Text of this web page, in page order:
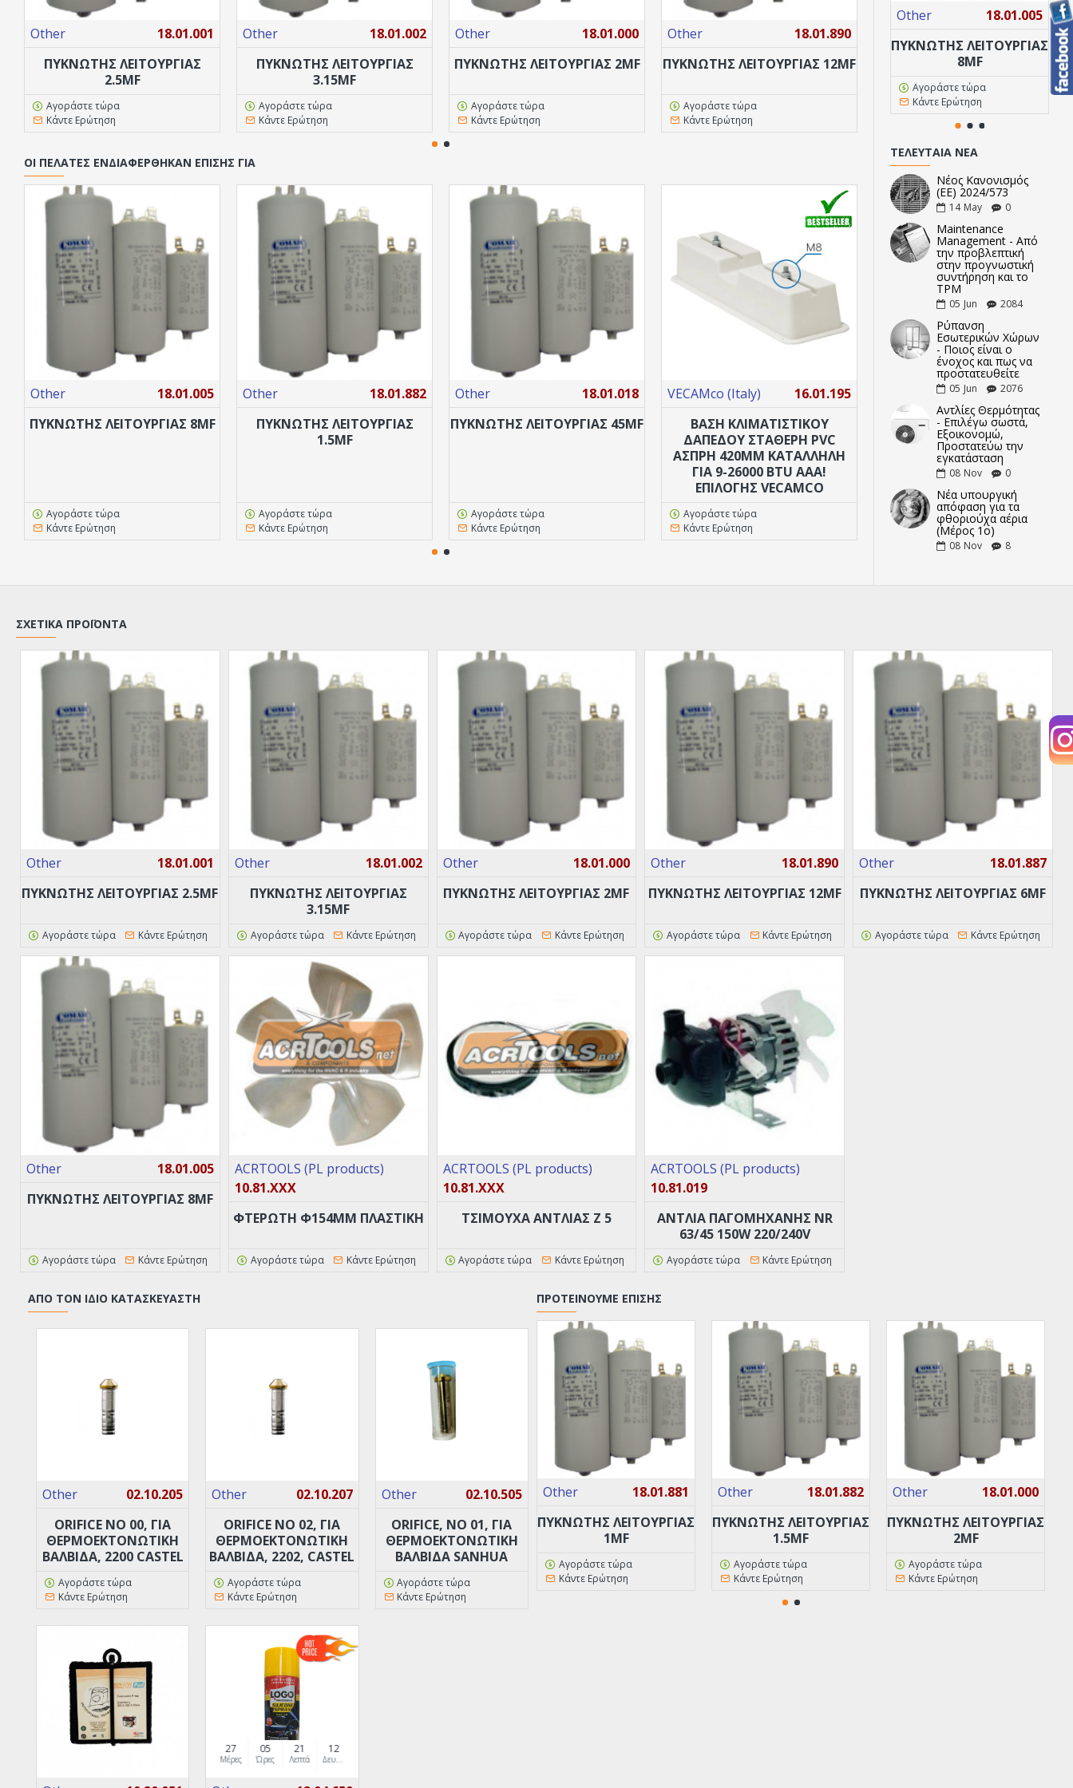
Other
18.01.001
ΠΥΚΝΩΤΗΣ ΛΕΙΤΟΥΡΓΙΑΣ
2.5MF
Αγοράστε τώρα
Κάντε Ερώτηση
Other
18.01.002
ΠΥΚΝΩΤΗΣ ΛΕΙΤΟΥΡΓΙΑΣ
3.15MF
Αγοράστε τώρα
Κάντε Ερώτηση
Other
18.01.000
ΠΥΚΝΩΤΗΣ ΛΕΙΤΟΥΡΓΙΑΣ 2MF
Αγοράστε τώρα
Κάντε Ερώτηση
Other
18.01.890
ΠΥΚΝΩΤΗΣ ΛΕΙΤΟΥΡΓΙΑΣ 12MF
Αγοράστε τώρα
Κάντε Ερώτηση
Other
18.01.887
ΠΥΚΝΩΤΗΣ ΛΕΙΤΟΥΡΓΙΑΣ 6MF
Αγοράστε τώρα
Κάντε Ερώτηση
ΟΙ ΠΕΛΆΤΕΣ ΕΝΔΙΑΦΈΡΘΗΚΑΝ ΕΠΊΣΗΣ ΓΙΑ
Other
18.01.005
ΠΥΚΝΩΤΗΣ ΛΕΙΤΟΥΡΓΙΑΣ 8MF
Αγοράστε τώρα
Κάντε Ερώτηση
Other
18.01.882
ΠΥΚΝΩΤΗΣ ΛΕΙΤΟΥΡΓΙΑΣ
1.5MF
Αγοράστε τώρα
Κάντε Ερώτηση
Other
18.01.018
ΠΥΚΝΩΤΗΣ ΛΕΙΤΟΥΡΓΙΑΣ 45MF
Αγοράστε τώρα
Κάντε Ερώτηση
VECAMco (Italy)
16.01.195
ΒΑΣΗ ΚΛΙΜΑΤΙΣΤΙΚΟΥ
ΔΑΠΕΔΟΥ ΣΤΑΘΕΡΗ PVC
ΑΣΠΡΗ 420MM ΚΑΤΑΛΛΗΛΗ
ΓΙΑ 9-26000 BTU AAA!
ΕΠΙΛΟΓΗΣ VECAMCO
Αγοράστε τώρα
Κάντε Ερώτηση
18.01.015
ΠΥΚΝΩΤΗΣ ΛΕΙΤΟΥΡΓΙΑΣ 35MF
Αγοράστε τώρα
Κάντε Ερώτηση
Other
18.01.005
ΠΥΚΝΩΤΗΣ ΛΕΙΤΟΥΡΓΙΑΣ
8MF
Αγοράστε τώρα
Κάντε Ερώτηση
ΤΕΛΕΥΤΑΊΑ ΝΈΑ
Νέος Κανονισμός
(ΕΕ) 2024/573
14 May 0
Maintenance
Management - Από
την προβλεπτική
στην προγνωστική
συντήρηση και το
TPM
05 Jun 2084
Ρύπανση
Εσωτερικών Χώρων
- Ποιος είναι ο
ένοχος και πως να
προστατευθείτε
05 Jun 2076
Αντλίες Θερμότητας
- Επιλέγω σωστά,
Εξοικονομώ,
Προστατεύω την
εγκατάσταση
08 Nov 0
Νέα υπουργική
απόφαση για τα
φθοριούχα αέρια
(Μέρος 1ο)
08 Nov 8
ΣΧΕΤΙΚΆ ΠΡΟΪΌΝΤΑ
Other
18.01.001
ΠΥΚΝΩΤΗΣ ΛΕΙΤΟΥΡΓΙΑΣ 2.5MF
Αγοράστε τώρα Κάντε Ερώτηση
Other
18.01.002
ΠΥΚΝΩΤΗΣ ΛΕΙΤΟΥΡΓΙΑΣ
3.15MF
Αγοράστε τώρα Κάντε Ερώτηση
Other
18.01.000
ΠΥΚΝΩΤΗΣ ΛΕΙΤΟΥΡΓΙΑΣ 2MF
Αγοράστε τώρα Κάντε Ερώτηση
Other
18.01.890
ΠΥΚΝΩΤΗΣ ΛΕΙΤΟΥΡΓΙΑΣ 12MF
Αγοράστε τώρα Κάντε Ερώτηση
Other
18.01.887
ΠΥΚΝΩΤΗΣ ΛΕΙΤΟΥΡΓΙΑΣ 6MF
Αγοράστε τώρα Κάντε Ερώτηση
Other
18.01.005
ΠΥΚΝΩΤΗΣ ΛΕΙΤΟΥΡΓΙΑΣ 8MF
Αγοράστε τώρα Κάντε Ερώτηση
ACRTOOLS (PL products)
10.81.XXX
ΦΤΕΡΩΤΗ Φ154ΜΜ ΠΛΑΣΤΙΚΗ
Αγοράστε τώρα Κάντε Ερώτηση
ACRTOOLS (PL products)
10.81.XXX
ΤΣΙΜΟΥΧΑ ΑΝΤΛΙΑΣ Ζ 5
Αγοράστε τώρα Κάντε Ερώτηση
ACRTOOLS (PL products)
10.81.019
ΑΝΤΛΙΑ ΠΑΓΟΜΗΧΑΝΗΣ NR
63/45 150W 220/240V
Αγοράστε τώρα Κάντε Ερώτηση
ΑΠΌ ΤΟΝ ΊΔΙΟ ΚΑΤΑΣΚΕΥΑΣΤΉ
Other
02.10.205
ORIFICE ΝO 00, ΓΙΑ
ΘΕΡΜΟΕΚΤΟΝΩΤΙΚΉ
ΒΑΛΒΊΔΑ, 2200 CASTEL
Αγοράστε τώρα
Κάντε Ερώτηση
Other
02.10.207
ORIFICE ΝO 02, ΓΙΑ
ΘΕΡΜΟΕΚΤΟΝΩΤΙΚΉ
ΒΑΛΒΊΔΑ, 2202, CASTEL
Αγοράστε τώρα
Κάντε Ερώτηση
Other
02.10.505
ORIFICE, ΝO 01, ΓΙΑ
ΘΕΡΜΟΕΚΤΟΝΩΤΙΚΉ
ΒΑΛΒΊΔΑ SANHUA
Αγοράστε τώρα
Κάντε Ερώτηση
27
Μέρες
05
Ώρες
21
Λεπτά
10
Δευτερόλεπτα
ΠΡΟΤΕΊΝΟΥΜΕ ΕΠΊΣΗΣ
Other
18.01.881
ΠΥΚΝΩΤΗΣ ΛΕΙΤΟΥΡΓΙΑΣ
1MF
Αγοράστε τώρα
Κάντε Ερώτηση
Other
18.01.882
ΠΥΚΝΩΤΗΣ ΛΕΙΤΟΥΡΓΙΑΣ
1.5MF
Αγοράστε τώρα
Κάντε Ερώτηση
Other
18.01.000
ΠΥΚΝΩΤΗΣ ΛΕΙΤΟΥΡΓΙΑΣ
2MF
Αγοράστε τώρα
Κάντε Ερώτηση